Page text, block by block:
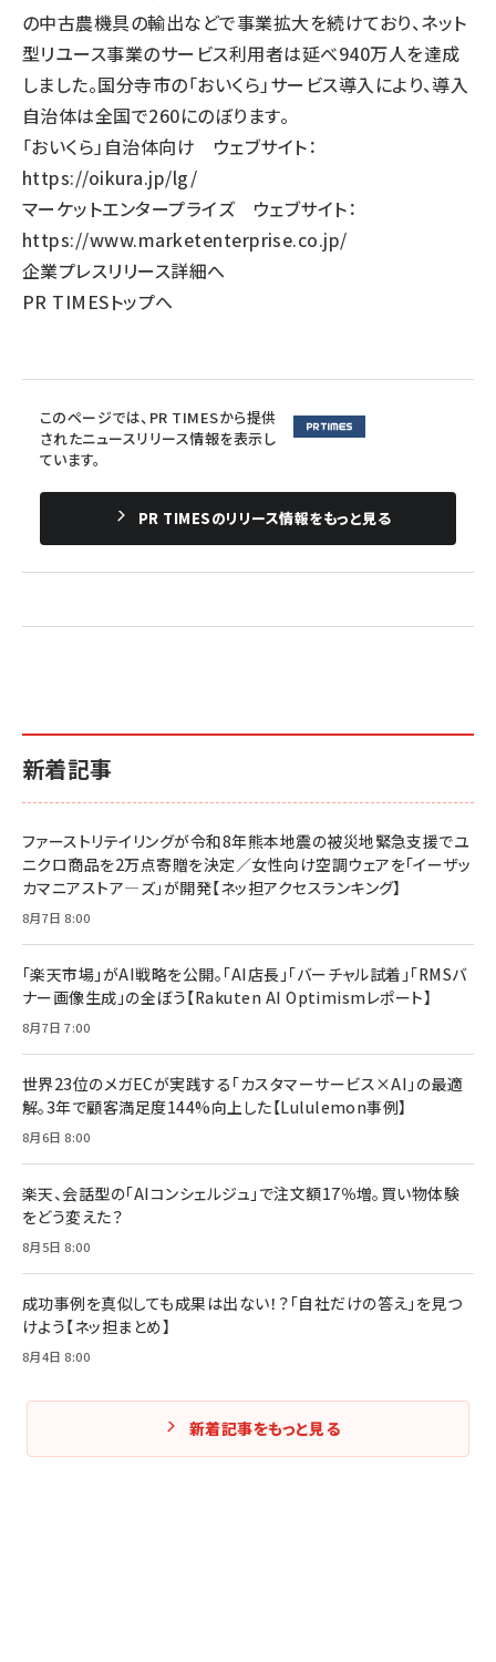
の中古農機具の輸出などで事業拡大を続けており、ネット
型リユース事業のサービス利用者は延べ940万人を達成
しました。国分寺市の「おいくら」サービス導入により、導入
自治体は全国で260にのぼります。
「おいくら」自治体向け ウェブサイト：
https://oikura.jp/lg/
マーケットエンタープライズ ウェブサイト：
https://www.marketenterprise.co.jp/
企業プレスリリース詳細へ
PR TIMESトップへ
このページでは、PR TIMESから提供
されたニュースリリース情報を表示し
ています。
PR TIMESのリリース情報をもっと見る
新着記事
ファーストリテイリングが令和8年熊本地震の被災地緊急支援でユ
ニクロ商品を2万点寄贈を決定／女性向け空調ウェアを「イーザッ
カマニアストア―ズ」が開発【ネッ担アクセスランキング】
8月7日 8:00
「楽天市場」がAI戦略を公開。「AI店長」「バーチャル試着」「RMSバ
ナー画像生成」の全ぼう【Rakuten AI Optimismレポート】
8月7日 7:00
世界23位のメガECが実践する「カスタマーサービス×AI」の最適
解。3年で顧客満足度144%向上した【Lululemon事例】
8月6日 8:00
楽天、会話型の「AIコンシェルジュ」で注文額17％増。買い物体験
をどう変えた？
8月5日 8:00
成功事例を真似しても成果は出ない！？「自社だけの答え」を見つ
けよう【ネッ担まとめ】
8月4日 8:00
新着記事をもっと見る